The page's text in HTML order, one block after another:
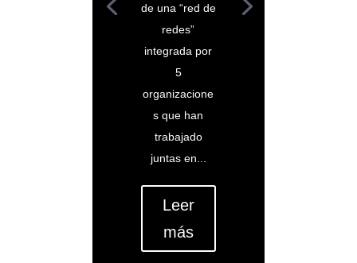
de una “red de
redes”
integrada por
5
organizacione
s que han
trabajado
juntas en...
Leer
más